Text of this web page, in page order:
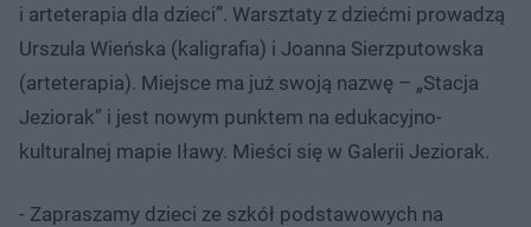
i arteterapia dla dzieci”. Warsztaty z dziećmi prowadzą
Urszula Wieńska (kaligrafia) i Joanna Sierzputowska
(arteterapia). Miejsce ma już swoją nazwę – „Stacja
Jeziorak” i jest nowym punktem na edukacyjno-
kulturalnej mapie Iławy. Mieści się w Galerii Jeziorak.
- Zapraszamy dzieci ze szkół podstawowych na